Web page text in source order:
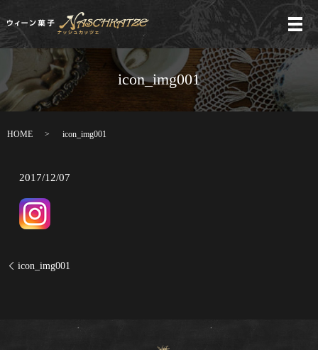
メ
icon_img001
HOME icon_img001
2017/12/07
icon_img001